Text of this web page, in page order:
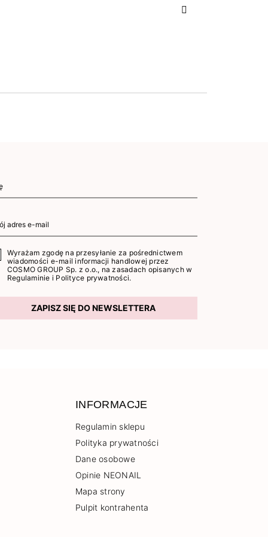
Następny
Wyrażam zgodę na przesyłanie za pośrednictwem
wiadomości e-mail informacji handlowej przez
COSMO GROUP Sp. z o.o., na zasadach opisanych w
Regulaminie i Polityce prywatności.
ZAPISZ SIĘ DO NEWSLETTERA
INFORMACJE
Regulamin sklepu
Polityka prywatności
Dane osobowe
Opinie NEONAIL
Mapa strony
Pulpit kontrahenta